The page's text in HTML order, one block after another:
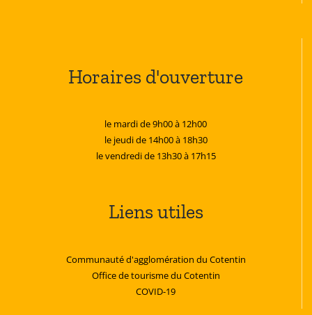
Horaires d'ouverture
le mardi de 9h00 à 12h00
le jeudi de 14h00 à 18h30
le vendredi de 13h30 à 17h15
Liens utiles
Communauté d'agglomération du Cotentin
Office de tourisme du Cotentin
COVID-19